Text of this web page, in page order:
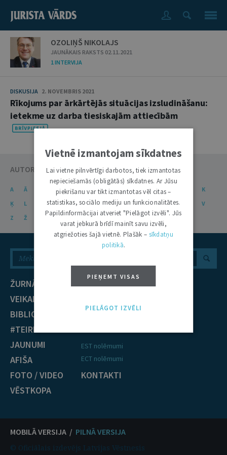
OZOLIŅŠ NIKOLAJS
JAUNĀKAIS RAKSTS 02.11.2021
1 INTERVIJA
DISKUSIJA 2. NOVEMBRIS 2021
Rīkojums par ārkārtējās situācijas izsludināšanu:
ietekme uz darba tiesiskajām attiecībām
AUTORU KATALOGS
A Ā Č D E Ē F G Ģ H
K
Ķ
L M N Ņ O P R S Š T U
V
Z
Ž
ŽURNĀLS
VEIKALS
BIBLIOTĒKA
#TEIRDARBS
JAUNUMI
AFIŠA
FOTO / VIDEO
VĒSTKOPA
NOZARES
Krimināltiesības
EST nolēmumi
ECT nolēmumi
KONTAKTI
MOBILĀ VERSIJA / PILNĀ VERSIJA
© Oficiālais izdevējs Latvijas Vēstnesis
Vietnē izmantojam sīkdatnes
Lai vietne pilnvērtīgi darbotos, tiek izmantotas
nepieciešamās (obligātās) sīkdatnes. Ar Jūsu
piekrišanu var tikt izmantotas vēl citas –
statistikas, sociālo mediju un funkcionalitātes.
Papildinformācijai atveriet "Pielāgot izvēli". Jūs
varat jebkurā brīdī mainīt savu izvēli,
atgriežoties šajā vietnē. Plašāk – sīkdatņu
politikā.
PIEŅEMT VISAS
PIELĀGOT IZVĒLI